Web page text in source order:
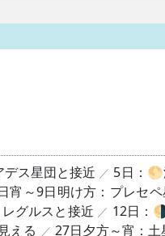
ス星団と接近
5日：
宵～9日明け方：プレセ
グルスと接近 12日：
える
27日夕方～宵：